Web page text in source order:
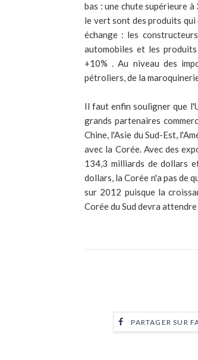
bas : une chute supérieure
le vert sont des produits
échange : les
automobiles et les
+10% . Au niveau des
pétroliers, de la
Il faut enfin souligner que
grands partenaires
Chine, l'Asie du Sud-Est,
avec la Corée. Avec des
134,3 milliards de dollars
dollars, la Corée n'a pas de
sur 2012 puisque la
Corée du Sud devra
PARTAGER SUR